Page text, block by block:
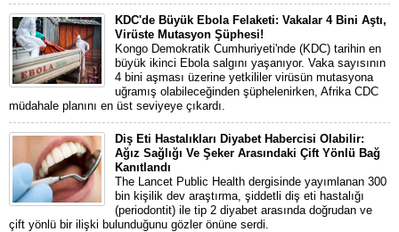
KDC'de Büyük Ebola Felaketi: Vakalar 4 Bini Aştı,
Virüste Mutasyon Şüphesi!
Kongo Demokratik Cumhuriyeti'nde (KDC) tarihin en
büyük ikinci Ebola salgını yaşanıyor. Vaka sayısının
4 bini aşması üzerine yetkililer virüsün mutasyona
uğramış olabileceğinden şüphelenirken, Afrika CDC
müdahale planını en üst seviyeye çıkardı.
Diş Eti Hastalıkları Diyabet Habercisi Olabilir:
Ağız Sağlığı Ve Şeker Arasındaki Çift Yönlü Bağ
Kanıtlandı
The Lancet Public Health dergisinde yayımlanan 300
bin kişilik dev araştırma, şiddetli diş eti hastalığı
(periodontit) ile tip 2 diyabet arasında doğrudan ve
çift yönlü bir ilişki bulunduğunu gözler önüne serdi.